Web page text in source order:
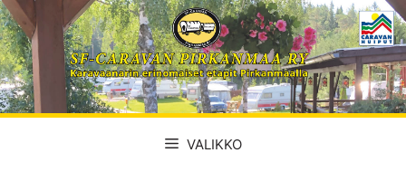
Siirry
sisältöön
VALIKKO